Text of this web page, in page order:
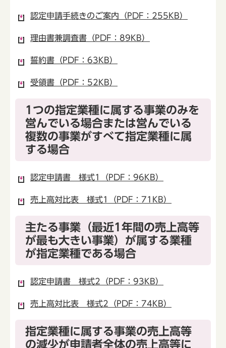
認定申請手続きのご案内（PDF：255KB）
理由書兼調査書（PDF：89KB）
誓約書（PDF：63KB）
受領書（PDF：52KB）
1つの指定業種に属する事業のみを
営んでいる場合または営んでいる
複数の事業がすべて指定業種に属
する場合
認定申請書 様式1（PDF：96KB）
売上高対比表 様式1（PDF：71KB）
主たる事業（最近1年間の売上高等
が最も大きい事業）が属する業種
が指定業種である場合
認定申請書 様式2（PDF：93KB）
売上高対比表 様式2（PDF：74KB）
指定業種に属する事業の売上高等
の減少が申請者全体の売上高等に